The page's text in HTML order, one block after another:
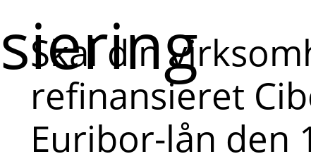
Skal din
refinansieret
Euribor-lån den